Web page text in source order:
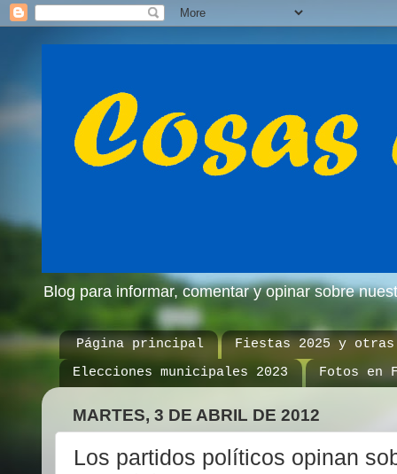
Blog para informar, comentar y opinar sobre
Página principal
Fiestas 2025 y otras
Elecciones municipales 2023
Fotos en
MARTES, 3 DE ABRIL DE 2012
Los partidos políticos opinan